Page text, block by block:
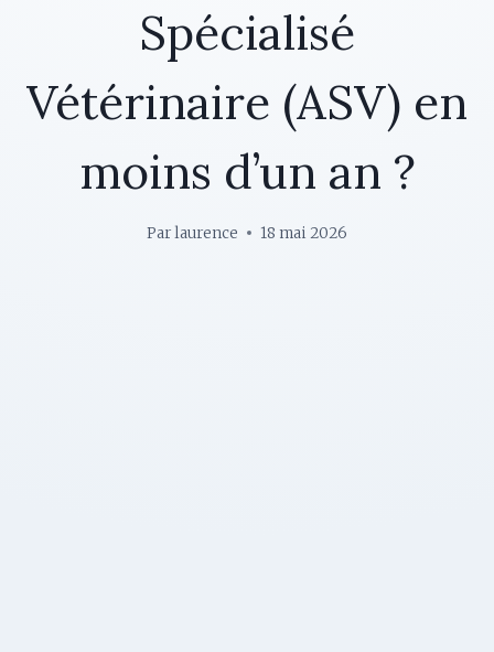
Spécialisé
Vétérinaire (ASV) en
moins d’un an ?
Parlaurence 18 mai 2026